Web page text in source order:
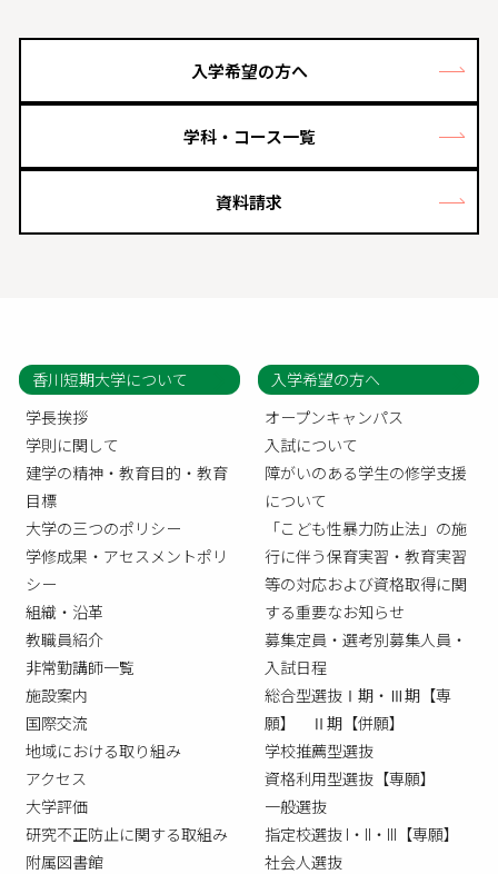
入学希望の方へ
学科・コース一覧
資料請求
香川短期大学について
学長挨拶
学則に関して
建学の精神・教育目的・教育
目標
大学の三つのポリシー
学修成果・アセスメントポリ
シー
組織・沿革
教職員紹介
非常勤講師一覧
施設案内
国際交流
地域における取り組み
アクセス
大学評価
研究不正防止に関する取組み
附属図書館
入学希望の方へ
オープンキャンパス
入試について
障がいのある学生の修学支援
について
「こども性暴力防止法」の施
行に伴う保育実習・教育実習
等の対応および資格取得に関
する重要なお知らせ
募集定員・選考別募集人員・
入試日程
総合型選抜Ⅰ期・Ⅲ期【専
願】 Ⅱ期【併願】
学校推薦型選抜
資格利用型選抜【専願】
一般選抜
指定校選抜 I・II・III【専願】
社会人選抜